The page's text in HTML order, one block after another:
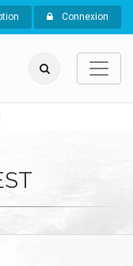
Connexion